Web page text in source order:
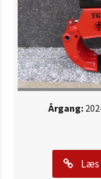
Årgang:
Læs